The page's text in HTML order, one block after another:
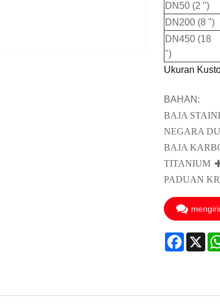
DN50 (2 ")
DN200 (8 ")
DN450 (18
")
Ukuran
BAHAN:
BAJA
NEGARA
BAJA
TITANIUM
PADUAN
X